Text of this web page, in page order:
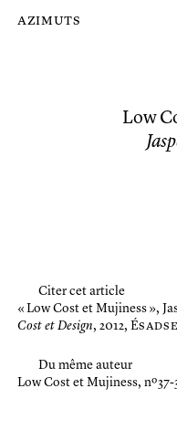
azimuts
Low
Citer cet article
« Low Cost et Mujiness »,
Cost et Design, 2012, Ésadse
Du même auteur
Low Cost et Mujiness, nº 37-